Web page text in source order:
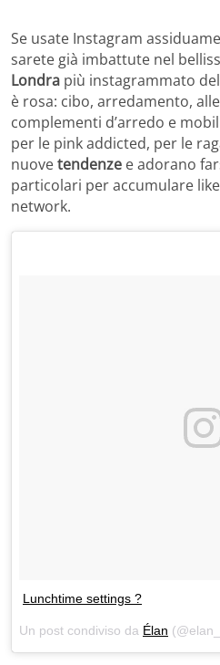
Se usate Instagram
sarete già imbattute nel
Londra più instagrammato
è rosa: cibo, arredamento,
complementi d’arredo e
per le pink addicted, per le
nuovetendenze e adorano
particolari per accumulare
network.
Lunchtime settings ?
Un post condiviso da Élan